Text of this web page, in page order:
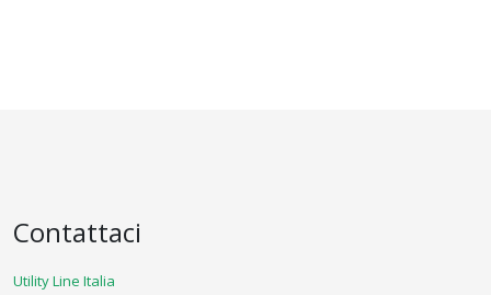
Contattaci
Utility Line Italia